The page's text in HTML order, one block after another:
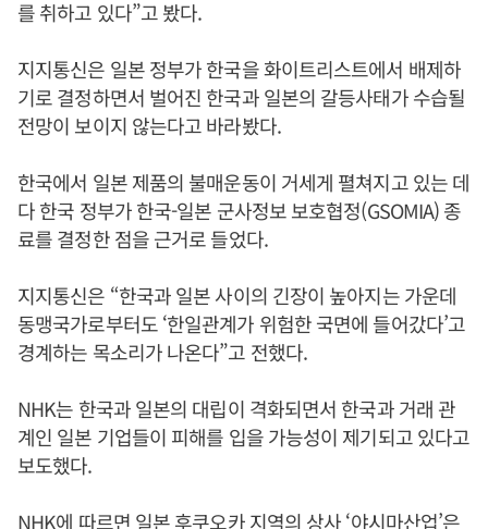
를 취하고 있다”고 봤다.
지지통신은 일본 정부가 한국을 화이트리스트에서 배제하
기로 결정하면서 벌어진 한국과 일본의 갈등사태가 수습될
전망이 보이지 않는다고 바라봤다.
한국에서 일본 제품의 불매운동이 거세게 펼쳐지고 있는 데
다 한국 정부가 한국-일본 군사정보 보호협정(GSOMIA) 종
료를 결정한 점을 근거로 들었다.
지지통신은 “한국과 일본 사이의 긴장이 높아지는 가운데
동맹국가로부터도 ‘한일관계가 위험한 국면에 들어갔다’고
경계하는 목소리가 나온다”고 전했다.
NHK는 한국과 일본의 대립이 격화되면서 한국과 거래 관
계인 일본 기업들이 피해를 입을 가능성이 제기되고 있다고
보도했다.
NHK에 따르면 일본 후쿠오카 지역의 상사 ‘야시마산업’은